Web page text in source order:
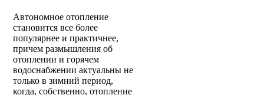
Автономное отопление
становится все более
популярнее и практичнее,
причем размышления об
отоплении и горячем
водоснабжении актуальны не
только в зимний период,
когда, собственно, отопление